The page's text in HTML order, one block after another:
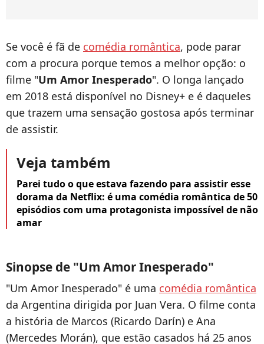
Se você é fã de comédia romântica, pode parar
com a procura porque temos a melhor opção: o
filme "Um Amor Inesperado". O longa lançado
em 2018 está disponível no Disney+ e é daqueles
que trazem uma sensação gostosa após terminar
de assistir.
Veja também
Parei tudo o que estava fazendo para assistir esse
dorama da Netflix: é uma comédia romântica de 50
episódios com uma protagonista impossível de não
amar
Sinopse de "Um Amor Inesperado"
"Um Amor Inesperado" é uma comédia romântica
da Argentina dirigida por Juan Vera. O filme conta
a história de Marcos (Ricardo Darín) e Ana
(Mercedes Morán), que estão casados há 25 anos